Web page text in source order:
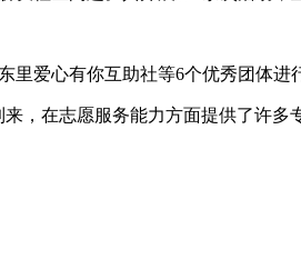
爱心有你互助社等6个优秀团体进
，在志愿服务能力方面提供了许